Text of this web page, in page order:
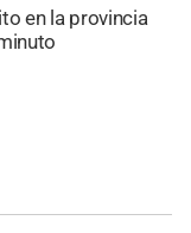
en la provincia